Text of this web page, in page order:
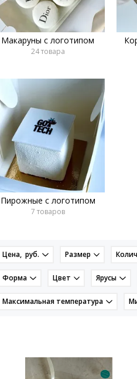
Макаруны с логотипом
24 товара
Пирожные с логотипом
7 товаров
Цена, руб. Размер
Форма Цвет Ярусы
Максимальная температура